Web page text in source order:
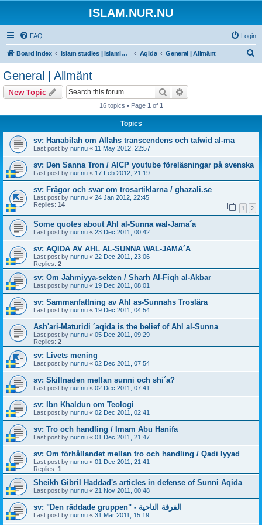
ISLAM.NUR.NU
FAQ Login
Board index Islam studies | Islamiska studier Aqida General | Allmänt
General | Allmänt
New Topic Search
16 topics • Page 1 of 1
Topics
sv: Hanabilah om Allahs transcendens och tafwid al-ma
Last post by nur.nu « 11 May 2012, 22:57
sv: Den Sanna Tron / AICP youtube föreläsningar på svenska
Last post by nur.nu « 17 Feb 2012, 21:19
sv: Frågor och svar om trosartiklarna / ghazali.se
Last post by nur.nu « 24 Jan 2012, 22:45
Replies: 14 1 2
Some quotes about Ahl al-Sunna wal-Jama´a
Last post by nur.nu « 23 Dec 2011, 00:42
sv: AQIDA AV AHL AL-SUNNA WAL-JAMA´A
Last post by nur.nu « 22 Dec 2011, 23:06
Replies: 2
sv: Om Jahmiyya-sekten / Sharh Al-Fiqh al-Akbar
Last post by nur.nu « 19 Dec 2011, 08:01
sv: Sammanfattning av Ahl as-Sunnahs Troslära
Last post by nur.nu « 19 Dec 2011, 04:54
Ash'ari-Maturidi ´aqida is the belief of Ahl al-Sunna
Last post by nur.nu « 05 Dec 2011, 09:29
Replies: 2
sv: Livets mening
Last post by nur.nu « 02 Dec 2011, 07:54
sv: Skillnaden mellan sunni och shi´a?
Last post by nur.nu « 02 Dec 2011, 07:41
sv: Ibn Khaldun om Teologi
Last post by nur.nu « 02 Dec 2011, 02:41
sv: Tro och handling / Imam Abu Hanifa
Last post by nur.nu « 01 Dec 2011, 21:47
sv: Om förhållandet mellan tro och handling / Qadi Iyyad
Last post by nur.nu « 01 Dec 2011, 21:41
Replies: 1
Sheikh Gibril Haddad's articles in defense of Sunni Aqida
Last post by nur.nu « 21 Nov 2011, 00:48
sv: "Den räddade gruppen" - الفرقة الناحية
Last post by nur.nu « 31 Mar 2011, 15:19